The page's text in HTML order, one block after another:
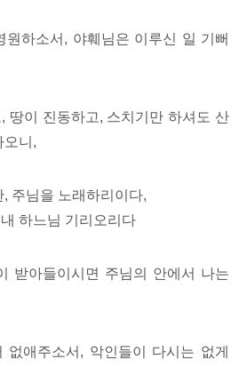
원하소서, 야훼님은 이루신 일 기뻐
땅이 진동하고, 스치기만 하셔도 산
오니,
주님을 노래하리이다,
하느님 기리오리다
받아들이시면 주님의 안에서 나는
없애주소서, 악인들이 다시는 없게